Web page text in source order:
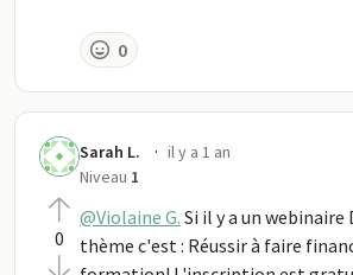
0
0
Sarah L. · il y a 1 an
Niveau 1
@Violaine G. Si il y a un webinaire
thème c'est : Réussir à faire